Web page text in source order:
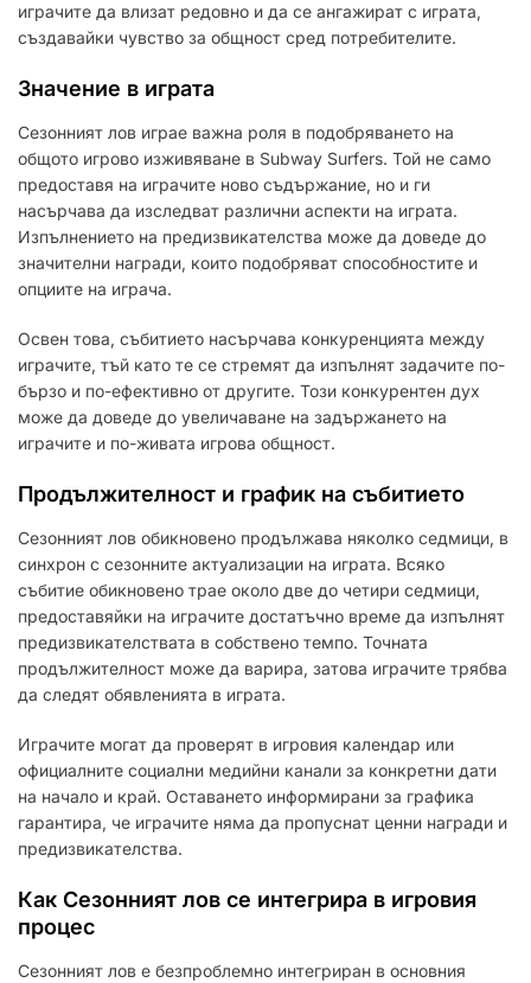
играчите да влизат редовно и да се ангажират с играта,
създавайки чувство за общност сред потребителите.
Значение в играта
Сезонният лов играе важна роля в подобряването на
общото игрово изживяване в Subway Surfers. Той не само
предоставя на играчите ново съдържание, но и ги
насърчава да изследват различни аспекти на играта.
Изпълнението на предизвикателства може да доведе до
значителни награди, които подобряват способностите и
опциите на играча.
Освен това, събитието насърчава конкуренцията между
играчите, тъй като те се стремят да изпълнят задачите по-
бързо и по-ефективно от другите. Този конкурентен дух
може да доведе до увеличаване на задържането на
играчите и по-живата игрова общност.
Продължителност и график на събитието
Сезонният лов обикновено продължава няколко седмици, в
синхрон с сезонните актуализации на играта. Всяко
събитие обикновено трае около две до четири седмици,
предоставяйки на играчите достатъчно време да изпълнят
предизвикателствата в собствено темпо. Точната
продължителност може да варира, затова играчите трябва
да следят обявленията в играта.
Играчите могат да проверят в игровия календар или
официалните социални медийни канали за конкретни дати
на начало и край. Оставането информирани за графика
гарантира, че играчите няма да пропуснат ценни награди и
предизвикателства.
Как Сезонният лов се интегрира в игровия
процес
Сезонният лов е безпроблемно интегриран в основния